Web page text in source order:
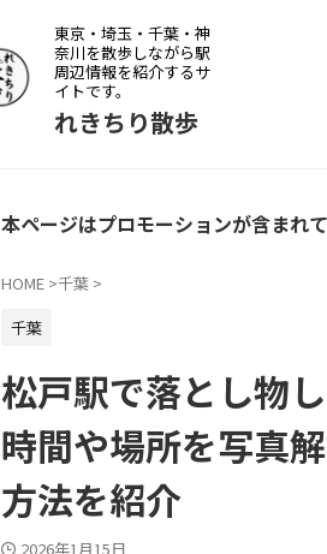
東京・埼玉・千葉・神
奈川を散歩しながら駅
周辺情報を紹介するサ
イトです。
れきちり散歩
本ページはプロモーションが含まれ
HOME >千葉 >
千葉
松戸駅で落とし物
時間や場所を写真
方法を紹介
2026年1月15日